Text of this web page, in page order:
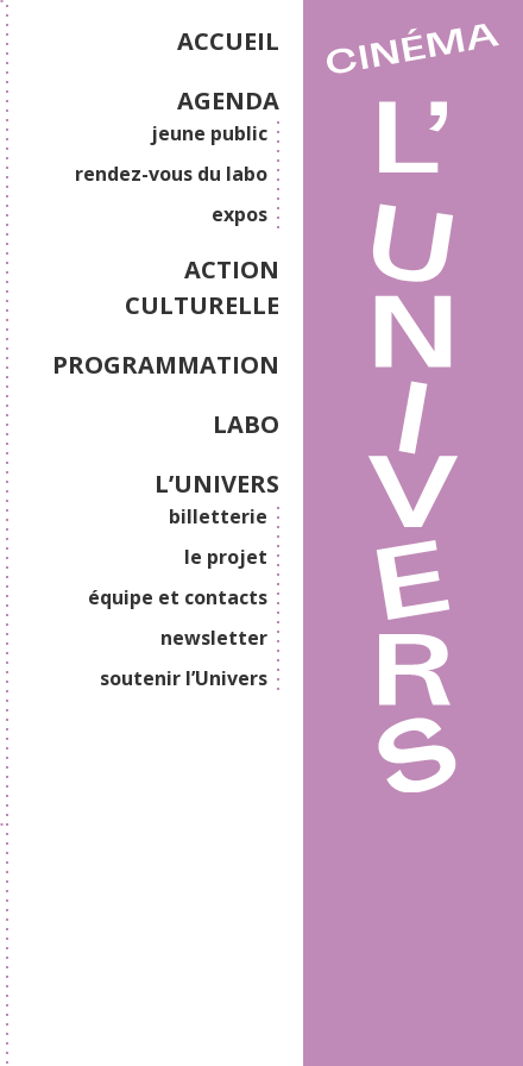
ACCUEIL
AGENDA
jeune public
rendez-vous du labo
expos
ACTION
CULTURELLE
PROGRAMMATION
LABO
L’UNIVERS
billetterie
le projet
équipe et contacts
newsletter
soutenir l’Univers